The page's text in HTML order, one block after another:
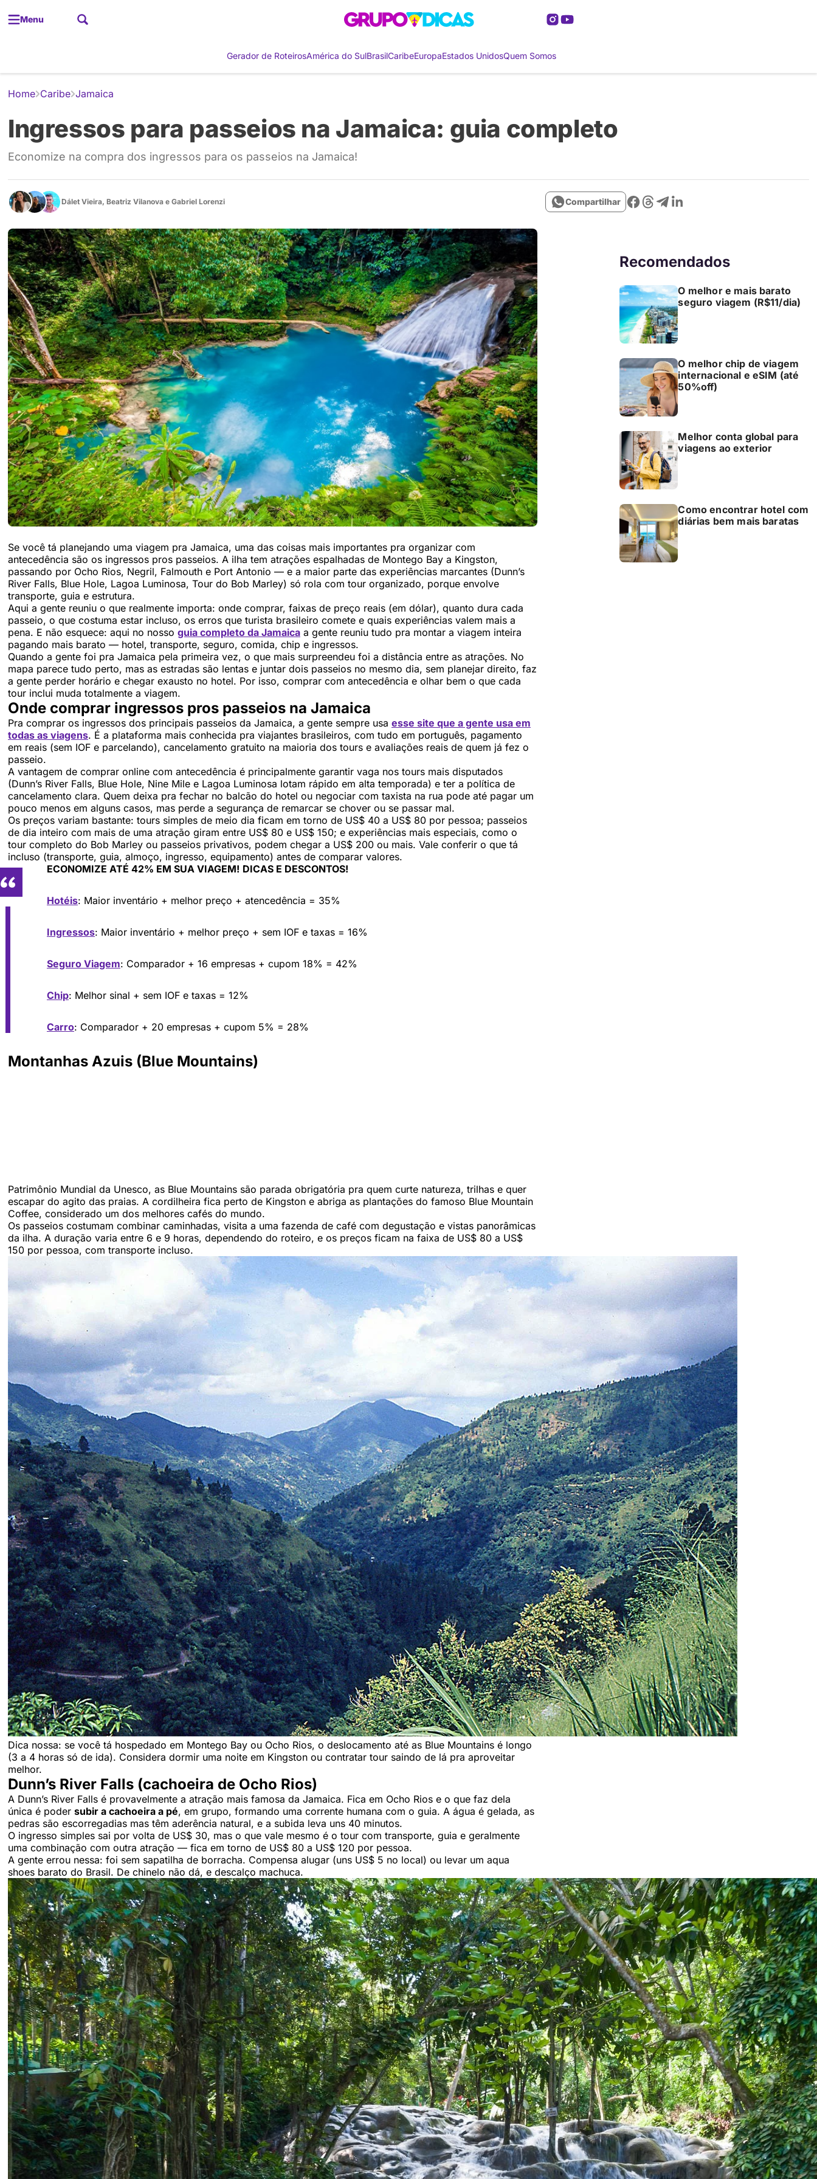
Menu
Gerador de RoteirosAmérica do SulBrasilCaribeEuropaEstados UnidosQuem Somos
Home Caribe Jamaica
Ingressos para passeios na Jamaica: guia completo
Economize na compra dos ingressos para os passeios na Jamaica!
Dálet Vieira, Beatriz Vilanova e Gabriel Lorenzi Compartilhar
Se você tá planejando uma viagem pra Jamaica, uma das coisas mais importantes pra organizar com
antecedência são os ingressos pros passeios. A ilha tem atrações espalhadas de Montego Bay a Kingston,
passando por Ocho Rios, Negril, Falmouth e Port Antonio — e a maior parte das experiências marcantes (Dunn’s
River Falls, Blue Hole, Lagoa Luminosa, Tour do Bob Marley) só rola com tour organizado, porque envolve
transporte, guia e estrutura.
Aqui a gente reuniu o que realmente importa: onde comprar, faixas de preço reais (em dólar), quanto dura cada
passeio, o que costuma estar incluso, os erros que turista brasileiro comete e quais experiências valem mais a
pena. E não esquece: aqui no nosso guia completo da Jamaica a gente reuniu tudo pra montar a viagem inteira
pagando mais barato — hotel, transporte, seguro, comida, chip e ingressos.
Quando a gente foi pra Jamaica pela primeira vez, o que mais surpreendeu foi a distância entre as atrações. No
mapa parece tudo perto, mas as estradas são lentas e juntar dois passeios no mesmo dia, sem planejar direito, faz
a gente perder horário e chegar exausto no hotel. Por isso, comprar com antecedência e olhar bem o que cada
tour inclui muda totalmente a viagem.
Onde comprar ingressos pros passeios na Jamaica
Pra comprar os ingressos dos principais passeios da Jamaica, a gente sempre usa esse site que a gente usa em
todas as viagens. É a plataforma mais conhecida pra viajantes brasileiros, com tudo em português, pagamento
em reais (sem IOF e parcelando), cancelamento gratuito na maioria dos tours e avaliações reais de quem já fez o
passeio.
A vantagem de comprar online com antecedência é principalmente garantir vaga nos tours mais disputados
(Dunn’s River Falls, Blue Hole, Nine Mile e Lagoa Luminosa lotam rápido em alta temporada) e ter a política de
cancelamento clara. Quem deixa pra fechar no balcão do hotel ou negociar com taxista na rua pode até pagar um
pouco menos em alguns casos, mas perde a segurança de remarcar se chover ou se passar mal.
Os preços variam bastante: tours simples de meio dia ficam em torno de US$ 40 a US$ 80 por pessoa; passeios
de dia inteiro com mais de uma atração giram entre US$ 80 e US$ 150; e experiências mais especiais, como o
tour completo do Bob Marley ou passeios privativos, podem chegar a US$ 200 ou mais. Vale conferir o que tá
incluso (transporte, guia, almoço, ingresso, equipamento) antes de comparar valores.
ECONOMIZE ATÉ 42% EM SUA VIAGEM! DICAS E DESCONTOS!
Hotéis: Maior inventário + melhor preço + atencedência = 35%
Ingressos: Maior inventário + melhor preço + sem IOF e taxas = 16%
Seguro Viagem: Comparador + 16 empresas + cupom 18% = 42%
Chip: Melhor sinal + sem IOF e taxas = 12%
Carro: Comparador + 20 empresas + cupom 5% = 28%
Montanhas Azuis (Blue Mountains)
Patrimônio Mundial da Unesco, as Blue Mountains são parada obrigatória pra quem curte natureza, trilhas e quer
escapar do agito das praias. A cordilheira fica perto de Kingston e abriga as plantações do famoso Blue Mountain
Coffee, considerado um dos melhores cafés do mundo.
Os passeios costumam combinar caminhadas, visita a uma fazenda de café com degustação e vistas panorâmicas
da ilha. A duração varia entre 6 e 9 horas, dependendo do roteiro, e os preços ficam na faixa de US$ 80 a US$
150 por pessoa, com transporte incluso.
Dica nossa: se você tá hospedado em Montego Bay ou Ocho Rios, o deslocamento até as Blue Mountains é longo
(3 a 4 horas só de ida). Considera dormir uma noite em Kingston ou contratar tour saindo de lá pra aproveitar
melhor.
Dunn’s River Falls (cachoeira de Ocho Rios)
A Dunn’s River Falls é provavelmente a atração mais famosa da Jamaica. Fica em Ocho Rios e o que faz dela
única é poder subir a cachoeira a pé, em grupo, formando uma corrente humana com o guia. A água é gelada, as
pedras são escorregadias mas têm aderência natural, e a subida leva uns 40 minutos.
O ingresso simples sai por volta de US$ 30, mas o que vale mesmo é o tour com transporte, guia e geralmente
uma combinação com outra atração — fica em torno de US$ 80 a US$ 120 por pessoa.
A gente errou nessa: foi sem sapatilha de borracha. Compensa alugar (uns US$ 5 no local) ou levar um aqua
shoes barato do Brasil. De chinelo não dá, e descalço machuca.
Recomendados
O melhor e mais barato
seguro viagem (R$11/dia)
O melhor chip de viagem
internacional e eSIM (até
50%off)
Melhor conta global para
viagens ao exterior
Como encontrar hotel com
diárias bem mais baratas